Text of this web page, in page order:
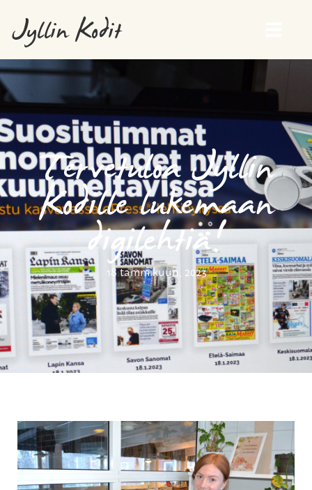
Jyllin Kodit
Tervetuloa Jyllin
Kodille lukemaan
digilehtiä!
18 tammikuun, 2023